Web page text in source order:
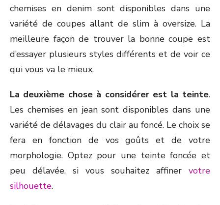
chemises en denim sont disponibles dans une
variété de coupes allant de slim à oversize. La
meilleure façon de trouver la bonne coupe est
d’essayer plusieurs styles différents et de voir ce
qui vous va le mieux.
La deuxième chose à considérer est la teinte.
Les chemises en jean sont disponibles dans une
variété de délavages du clair au foncé. Le choix se
fera en fonction de vos goûts et de votre
morphologie. Optez pour une teinte foncée et
peu délavée, si vous souhaitez affiner votre
silhouette.